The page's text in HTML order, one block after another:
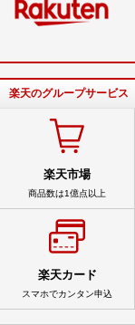
楽天のグループサービス
楽天市場
商品数は1億点以上
楽天カード
スマホでカンタン申込